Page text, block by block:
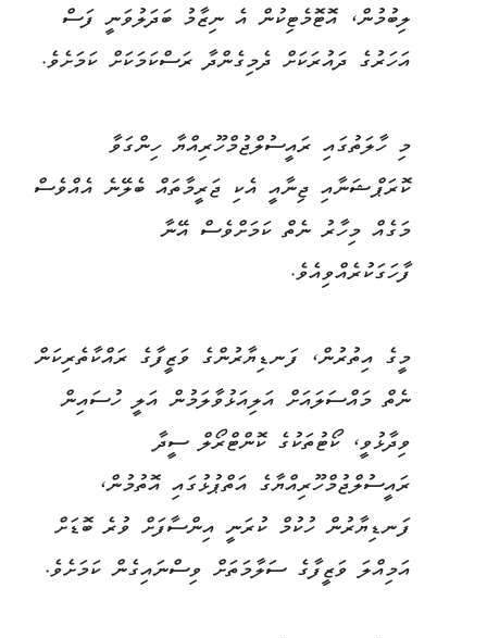
ލިބުމުން، އޮޓޮމެޓިކުން އެ ނިޒާމު ބަދަލުވަނީ ފަސް
އަހަރުގެ ދައުރަކަށް ދެމިގެންދާ ރަސްކަމަކަށް ކަމަށެވެ.
މި ހާލަތުގައި ރައީސުލްޖުމްހޫރިއްޔާ ހިންގަވާ
ކޮރަޕްޝަނާއި ޖިނާއީ އެކި ޖަރީމާތައް ބެލޭނެ އެއްވެސް
މަގެއް މިހާރު ނެތް ކަމަށްވެސް އޭނާ
ފާހަގަކުރެއްވިއެވެ.
މީގެ އިތުރުން، ފަނޑިޔާރުންގެ ވަޒީފާގެ ރައްކާތެރިކަން
ނެތް މައްސަލައަށް އަލިއަޅުވާލަމުން އަލީ ހުސައިން
ވިދާޅުވީ، ކޯޓުތަކުގެ ކޮންޓްރޯލް ސީދާ
ރައީސުލްޖުމްހޫރިއްޔާގެ އަތްޕުޅުގައި އޮތުމުން،
ފަނޑިޔާރުން ހުކުމް ކުރަނީ އިންސާފަށް ވުރެ ބޮޑަށް
އަމިއްލަ ވަޒީފާގެ ސަލާމަތަށް ވިސްނައިގެން ކަމަށެވެ.